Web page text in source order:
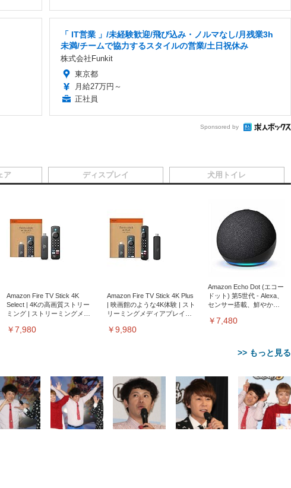
「 IT営業 」/未経験歓迎/飛び込み・ノルマなし/月残業3h
未満/チームで協力するスタイルの営業/土日祝休み
株式会社Funkit
東京都
月給27万円～
正社員
Sponsored by
Amazon Fire TV Stick 4K
Select | 4Kの高画質ストリー
ミング | ストリーミングメデ
￥7,980
Amazon Fire TV Stick 4K Plus
| 映画館のような4K体験 | スト
リーミングメディアプレイヤ
￥9,980
Amazon Echo Dot (エコー
ドット) 第5世代 - Alexa、
センサー搭載、鮮やかな
￥7,480
>> もっと見る
ア ディスプレイ 犬用トイレ